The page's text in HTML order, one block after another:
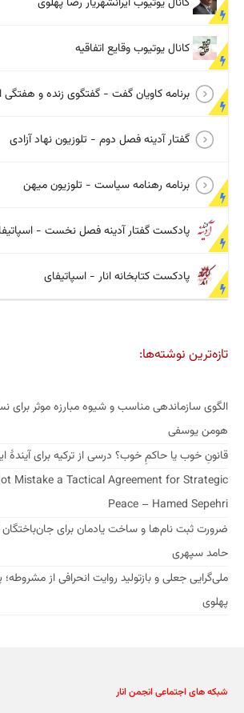
کانال یوتیوب وقایع اتفاقیه
برنامه کاویان گفت - گفتگوی زنده و هفتگی
گفتار آدینه فصل دوم - تلوزیون نهاد آزادی
برنامه رهنامه سیاست - تلوزیون میهن
پادکست گفتار آدینه فصل نخست -
پادکست کتابخانه انار - اسپاتیفای
تازه‌ترین نوشته‌ها:
الگوی سازماندهی مناسب و شیوه مبارزه موثر برای
هومن یوسفی
قانونِ خوب یا حاکمِ خوب؟ درسی از ترکیه برای آیندهٔ
Mistake a Tactical Agreement for Strategic
Peace – Hamed Sepehri
ضرورت ثبت نام‌ها و ساخت یادمان برای
حامد سپهری
ملی‌گرایی جعلی و بازتولید روایت انحرافی از
پهلوی
شبکه های اجتماعی انجمن انار